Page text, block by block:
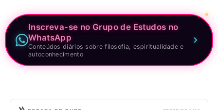
Inscreva-se no Grupo de Estudos no
WhatsApp
Conteúdos diários sobre filosofia, espiritualidade e
autoconhecimento